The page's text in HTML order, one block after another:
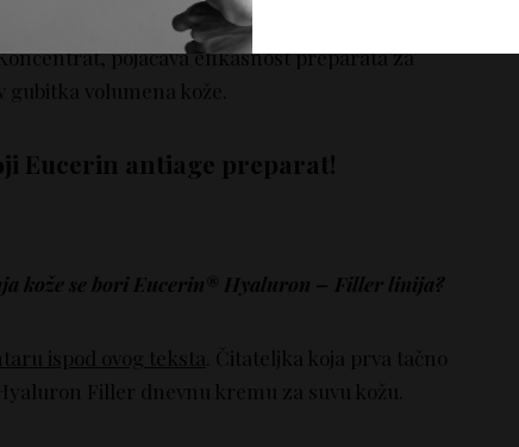
blistavost i elastičnost.
pojačava efikasnost preparata za
volumena kože.
Eucerin antiage preparat!
kože se bori Eucerin® Hyaluron – Filler linija?
ispod ovog teksta . Čitateljka koja prva tačno
Filler dnevnu kremu za suvu kožu.